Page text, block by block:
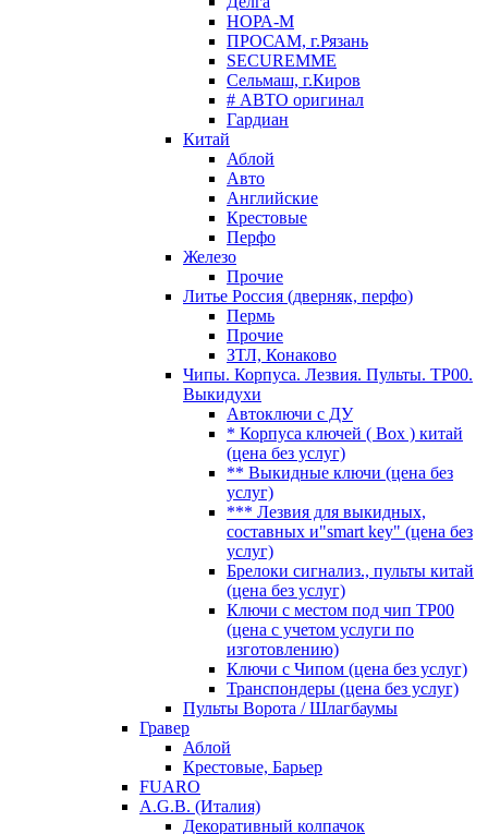
НОРА-М
ПРОСАМ, г.Рязань
SECUREMME
Сельмаш, г.Киров
# АВТО оригинал
Гардиан
Китай
Аблой
Авто
Английские
Крестовые
Перфо
Железо
Прочие
Литье Россия (дверняк, перфо)
Пермь
Прочие
ЗТЛ, Конаково
Чипы. Корпуса. Лезвия. Пульты. TP00.
Выкидухи
Автоключи с ДУ
* Корпуса ключей ( Box ) китай
(цена без услуг)
** Выкидные ключи (цена без
услуг)
*** Лезвия для выкидных,
составных и"smart key" (цена без
услуг)
Брелоки сигнализ., пульты китай
(цена без услуг)
Ключи с местом под чип TP00
(цена с учетом услуги по
изготовлению)
Ключи с Чипом (цена без услуг)
Транспондеры (цена без услуг)
Пульты Ворота / Шлагбаумы
Гравер
Аблой
Крестовые, Барьер
FUARO
A.G.B. (Италия)
Декоративный колпачок